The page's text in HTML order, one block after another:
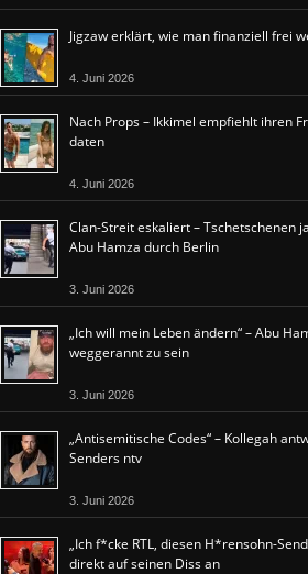
Jigzaw erklärt, wie man finanziell frei
4. Juni 2026
Nach Props – Ikkimel empfiehlt ihren
daten
4. Juni 2026
Clan-Streit eskaliert – Tschetschenen
Abu Hamza durch Berlin
3. Juni 2026
„Ich will mein Leben ändern“ – Abu
weggerannt zu sein
3. Juni 2026
„Antisemitische Codes“ – Kollegah
Senders ntv
3. Juni 2026
„Ich f*cke RTL, diesen H*rensohn-
direkt auf seinen Diss an